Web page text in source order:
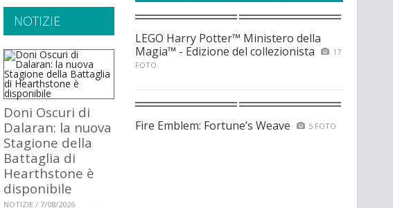
NOTIZIE
Doni Oscuri di
Dalaran: la nuova
Stagione della
Battaglia di
Hearthstone è
disponibile
NOTIZIE / 7/08/2026
LEGO Harry Potter™ Ministero della
Magia™ - Edizione del collezionista
17
FOTO
Fire Emblem: Fortune’s Weave 5 FOTO